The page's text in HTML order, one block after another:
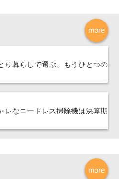
more
り暮らしで選ぶ、もうひとつの
レなコードレス掃除機は決算期
more